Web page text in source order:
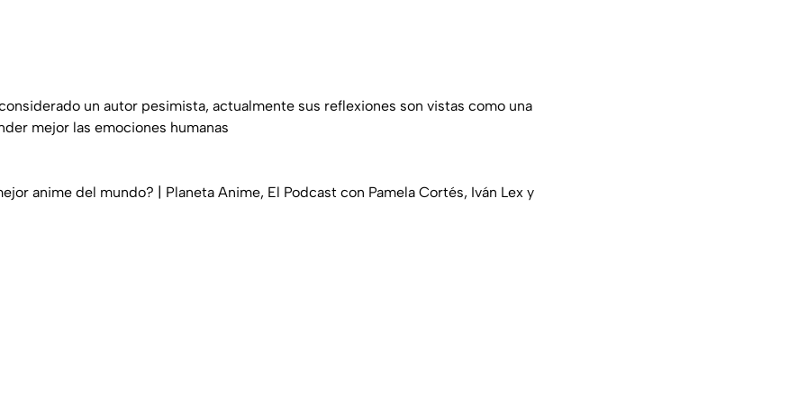
un autor pesimista, actualmente sus reflexiones son vistas como una
mejor las emociones humanas
anime del mundo? | Planeta Anime, El Podcast con Pamela Cortés, Iván Lex y